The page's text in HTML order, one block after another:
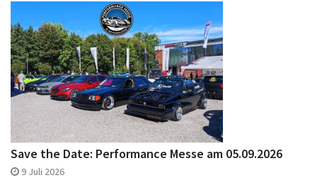
Save the Date: Performance Messe am 05.09.2026
9 Juli 2026